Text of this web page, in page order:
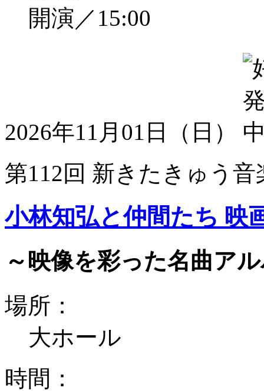
開演／15:00
2026年11月01日（日）
第112回 新きたきゅう音
小林知弘と仲間たち 映
～映像を彩った名曲ア
場所：
大ホール
時間：